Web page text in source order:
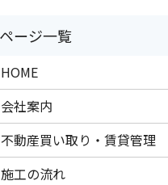
HOME
会社案内
不動産買い取り・賃貸管理
施工の流れ